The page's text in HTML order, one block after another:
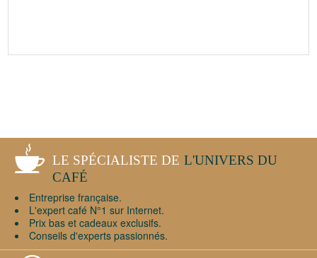
LE SPÉCIALISTE DE L'UNIVERS DU
CAFÉ
Entreprise française.
L'expert café N°1 sur Internet.
Prix bas et cadeaux exclusifs.
Conseils d'experts passionnés.